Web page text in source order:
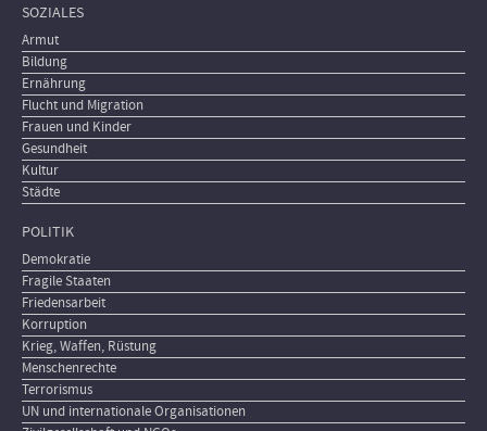
SOZIALES
Armut
Bildung
Ernährung
Flucht und Migration
Frauen und Kinder
Gesundheit
Kultur
Städte
POLITIK
Demokratie
Fragile Staaten
Friedensarbeit
Korruption
Krieg, Waffen, Rüstung
Menschenrechte
Terrorismus
UN und internationale Organisationen